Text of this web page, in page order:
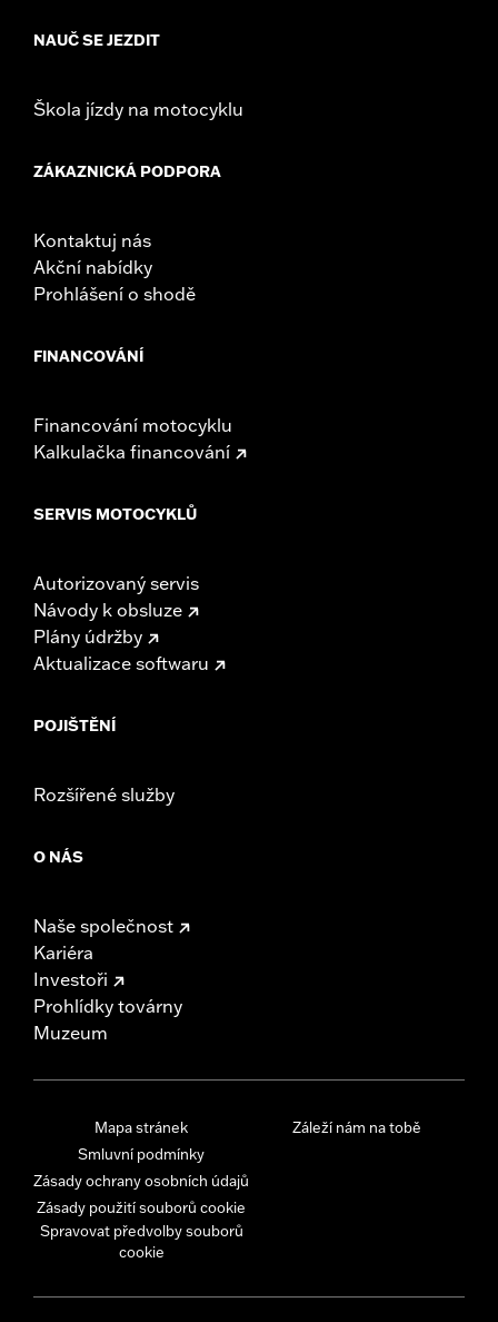
NAUČ SE JEZDIT
Škola jízdy na motocyklu
ZÁKAZNICKÁ PODPORA
Kontaktuj nás
Akční nabídky
Prohlášení o shodě
FINANCOVÁNÍ
Financování motocyklu
Kalkulačka financování
SERVIS MOTOCYKLŮ
Autorizovaný servis
Návody k obsluze
Plány údržby
Aktualizace softwaru
POJIŠTĚNÍ
Rozšířené služby
O NÁS
Naše společnost
Kariéra
Investoři
Prohlídky továrny
Muzeum
Mapa stránek
Smluvní podmínky
Zásady ochrany osobních údajů
Zásady použití souborů cookie
Spravovat předvolby souborů
cookie
Záleží nám na tobě